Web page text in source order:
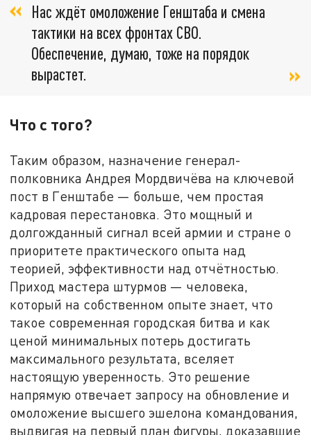
Нас ждёт омоложение Генштаба и смена
тактики на всех фронтах СВО.
Обеспечение, думаю, тоже на порядок
вырастет.
Что с того?
Таким образом, назначение генерал-
полковника Андрея Мордвичёва на ключевой
пост в Генштабе — больше, чем простая
кадровая перестановка. Это мощный и
долгожданный сигнал всей армии и стране о
приоритете практического опыта над
теорией, эффективности над отчётностью.
Приход мастера штурмов — человека,
который на собственном опыте знает, что
такое современная городская битва и как
ценой минимальных потерь достигать
максимального результата, вселяет
настоящую уверенность. Это решение
напрямую отвечает запросу на обновление и
омоложение высшего эшелона командования,
выдвигая на первый план фигуры, доказавшие